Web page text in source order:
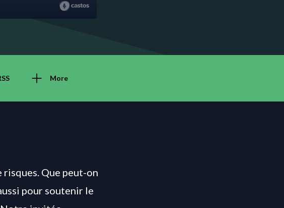
More
risques. Que peut-on
pour soutenir le